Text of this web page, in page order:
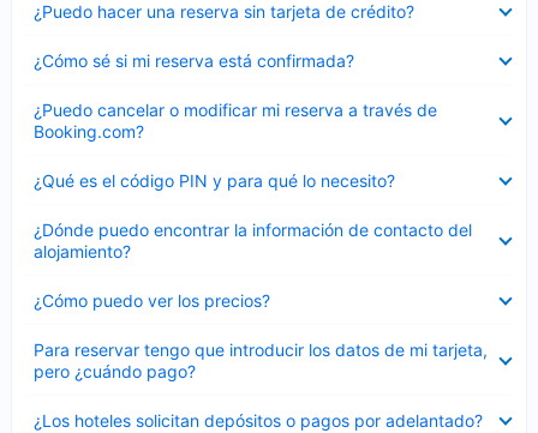
¿Puedo hacer una reserva sin tarjeta de crédito?
cerrado
¿Cómo sé si mi reserva está confirmada?
cerrado
¿Puedo cancelar o modificar mi reserva a través de
Booking.com?
cerrado
¿Qué es el código PIN y para qué lo necesito?
cerrado
¿Dónde puedo encontrar la información de contacto del
alojamiento?
cerrado
¿Cómo puedo ver los precios?
cerrado
Para reservar tengo que introducir los datos de mi tarjeta,
pero ¿cuándo pago?
cerrado
¿Los hoteles solicitan depósitos o pagos por adelantado?
cerrado